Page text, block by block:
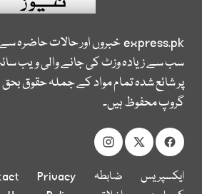
express.pkخبروں اور حالات حاضرہ
سب سے زیادہ وزٹ کی جانے والی ویب
پر شائع شدہ تمام مواد کے جملہ حقوق
گروپ محفوظ ہیں۔
ایکسپریس
ضابطہ
Privacy